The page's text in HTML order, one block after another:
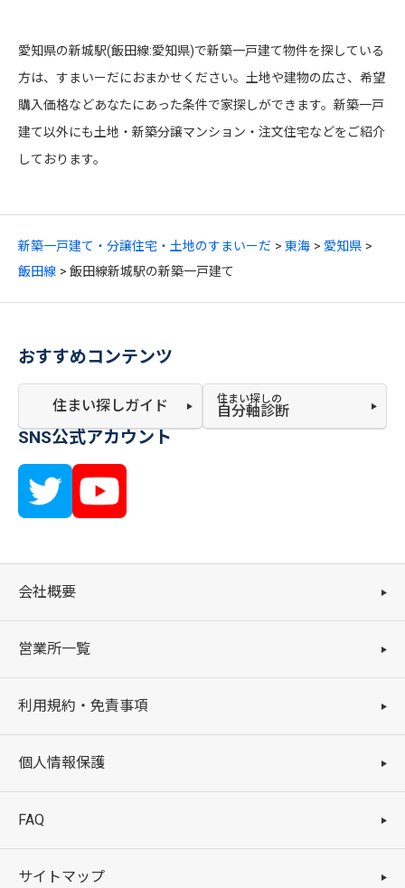
新築一戸建て・分譲住宅・土地のすまいーだ 東海
愛知県
飯田線
飯田線新城駅の新築一戸建て
愛知県の新城駅(飯田線:愛知県)で新築一戸建て物件を探している
方は、すまいーだにおまかせください。土地や建物の広さ、希望
購入価格などあなたにあった条件で家探しができます。新築一戸
建て以外にも土地・新築分譲マンション・注文住宅などをご紹介
しております。
おすすめコンテンツ
住まい探しガイド 住まい探しの
自分軸診断
SNS公式アカウント
会社概要
営業所一覧
利用規約・免責事項
個人情報保護
FAQ
サイトマップ